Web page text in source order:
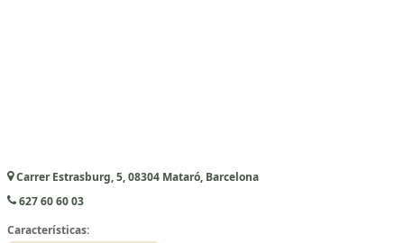
Carrer Estrasburg, 5, 08304 Mataró, Barcelona
627 60 60 03
Características: